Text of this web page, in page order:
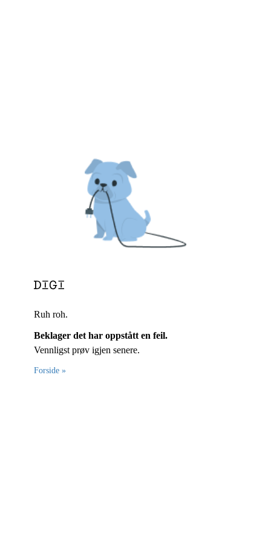
Ruh roh.
Beklager det har oppstått en feil.
Vennligst prøv igjen senere.
Forside »